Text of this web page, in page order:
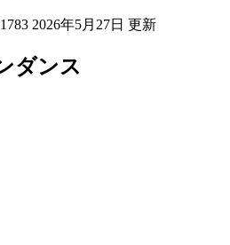
2026年5月27日 更新
ダンス